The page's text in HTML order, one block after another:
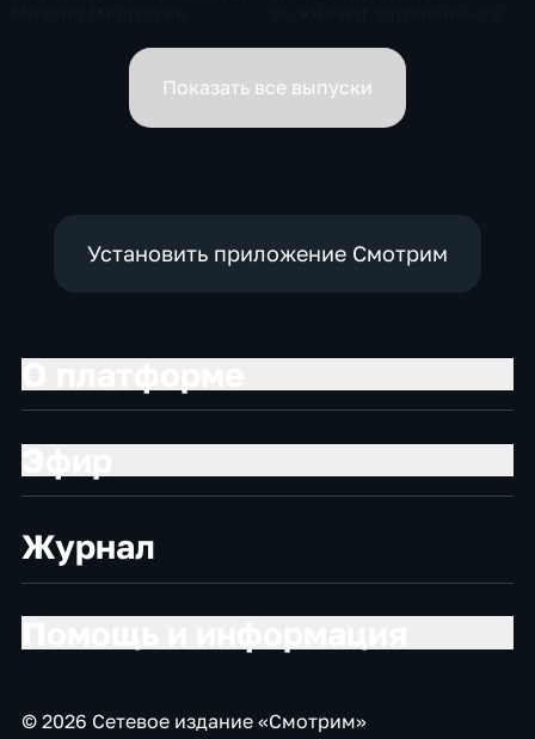
вице-премьеров
Показать все выпуски
Установить приложение Смотрим
Журнал
© 2026 Сетевое издание «Смотрим»